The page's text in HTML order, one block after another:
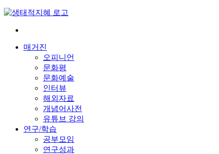
Skip
content
매거진
오피니언
문화평
문화예술
인터뷰
해외자료
개념어사전
유튜브 강의
연구/학습
공부모임
연구성과